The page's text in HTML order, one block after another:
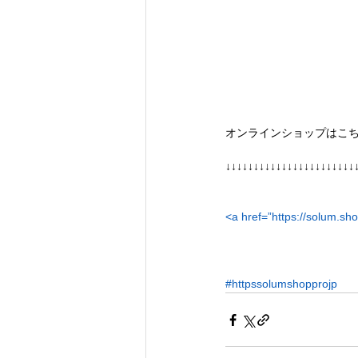
オンラインショップはこ
<a href=”https://
#httpssolumshopprojp